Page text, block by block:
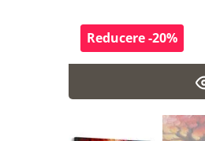
Reducere -20%